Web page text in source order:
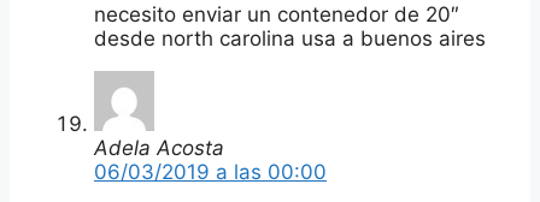
necesito enviar un contenedor de 20″
desde north carolina usa a buenos aires
Adela Acosta
06/03/2019 a las 00:00